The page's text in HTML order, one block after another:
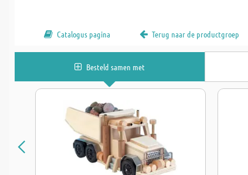
Catalogus pagina Terug naar de productgroep
Besteld samen met